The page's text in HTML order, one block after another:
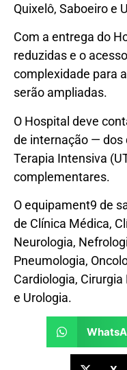
Quixelô, Saboeiro e
Com a entrega do
reduzidas e o
complexidade para
serão ampliadas.
O Hospital deve
de internação — dos
Terapia Intensiva
complementares.
O equipament9 de
de Clínica Médica,
Neurologia,
Pneumologia,
Cardiologia,
e Urologia.